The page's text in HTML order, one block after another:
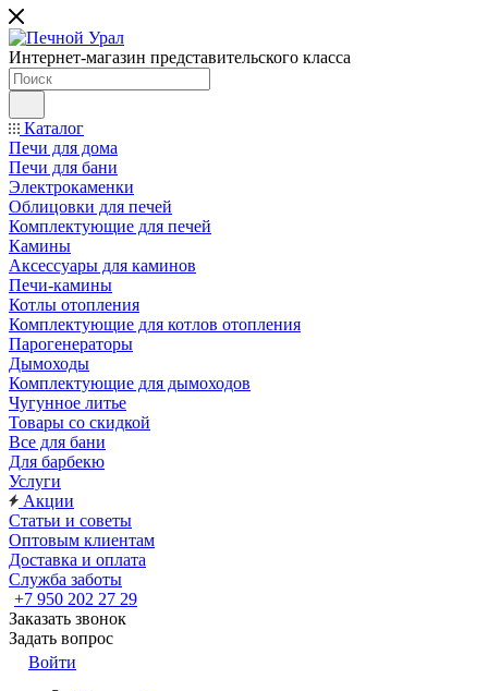
Интернет-магазин представительского класса
Каталог
Печи для дома
Печи для бани
Электрокаменки
Облицовки для печей
Комплектующие для печей
Камины
Аксессуары для каминов
Печи-камины
Котлы отопления
Комплектующие для котлов отопления
Парогенераторы
Дымоходы
Комплектующие для дымоходов
Чугунное литье
Товары со скидкой
Все для бани
Для барбекю
Услуги
Акции
Статьи и советы
Оптовым клиентам
Доставка и оплата
Служба заботы
+7 950 202 27 29
Заказать звонок
Задать вопрос
Войти